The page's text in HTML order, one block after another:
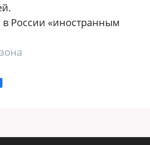
России «иностранным